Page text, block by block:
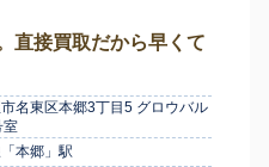
直接買取だから早くて
名東区本郷3丁目5 グロウバル
室
本郷」駅